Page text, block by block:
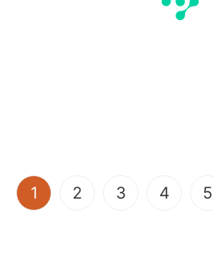
1 (current)
2 3 4 5